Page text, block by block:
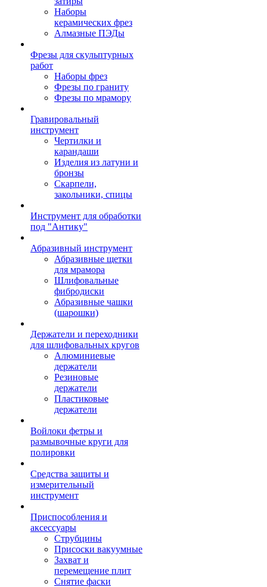
Наборы
керамических фрез
Алмазные ПЭДы
Фрезы для скульптурных
работ
Наборы фрез
Фрезы по граниту
Фрезы по мрамору
Гравировальный
инструмент
Чертилки и
карандаши
Изделия из латуни и
бронзы
Скарпели,
закольники, спицы
Инструмент для обработки
под "Антику"
Абразивный инструмент
Абразивные щетки
для мрамора
Шлифовальные
фибродиски
Абразивные чашки
(шарошки)
Держатели и переходники
для шлифовальных кругов
Алюминиевые
держатели
Резиновые
держатели
Пластиковые
держатели
Войлоки фетры и
размывочные круги для
полировки
Средства защиты и
измерительный
инструмент
Приспособления и
аксессуары
Струбцины
Присоски вакуумные
Захват и
перемещение плит
Снятие фаски